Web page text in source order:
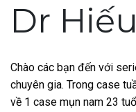
Dr Hiếu
Chào các bạn đến với
chuyên gia. Trong case
về 1 case mụn nam 23